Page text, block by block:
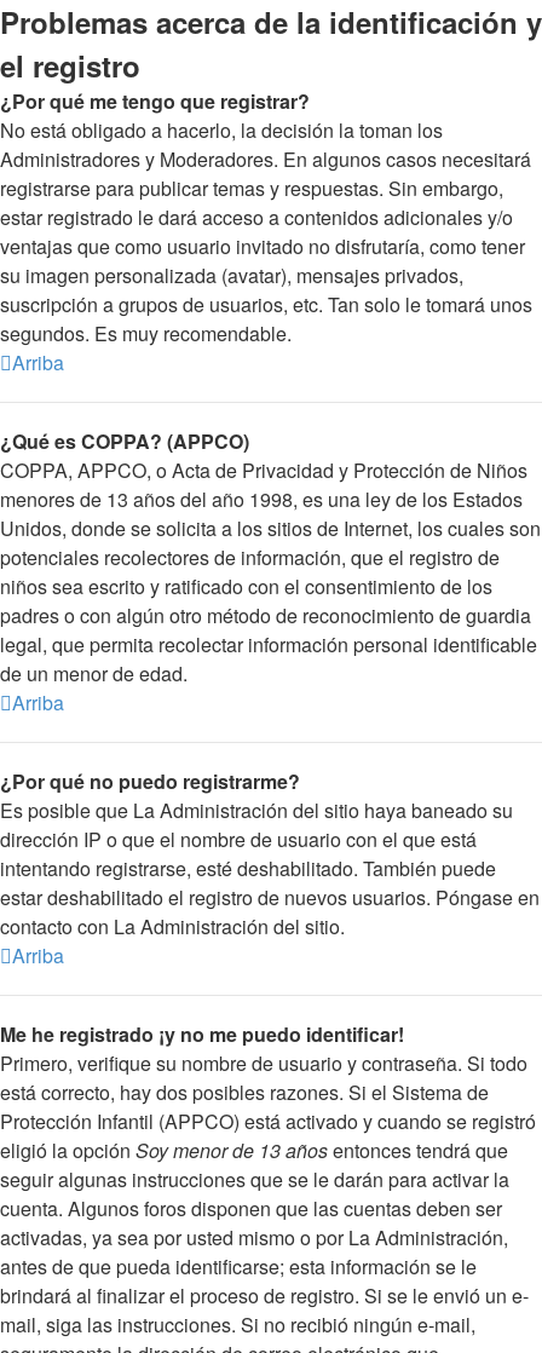
Problemas acerca de la identificación y
el registro
¿Por qué me tengo que registrar?
No está obligado a hacerlo, la decisión la toman los
Administradores y Moderadores. En algunos casos necesitará
registrarse para publicar temas y respuestas. Sin embargo,
estar registrado le dará acceso a contenidos adicionales y/o
ventajas que como usuario invitado no disfrutaría, como tener
su imagen personalizada (avatar), mensajes privados,
suscripción a grupos de usuarios, etc. Tan solo le tomará unos
segundos. Es muy recomendable.
Arriba
¿Qué es COPPA? (APPCO)
COPPA, APPCO, o Acta de Privacidad y Protección de Niños
menores de 13 años del año 1998, es una ley de los Estados
Unidos, donde se solicita a los sitios de Internet, los cuales son
potenciales recolectores de información, que el registro de
niños sea escrito y ratificado con el consentimiento de los
padres o con algún otro método de reconocimiento de guardia
legal, que permita recolectar información personal identificable
de un menor de edad.
Arriba
¿Por qué no puedo registrarme?
Es posible que La Administración del sitio haya baneado su
dirección IP o que el nombre de usuario con el que está
intentando registrarse, esté deshabilitado. También puede
estar deshabilitado el registro de nuevos usuarios. Póngase en
contacto con La Administración del sitio.
Arriba
Me he registrado ¡y no me puedo identificar!
Primero, verifique su nombre de usuario y contraseña. Si todo
está correcto, hay dos posibles razones. Si el Sistema de
Protección Infantil (APPCO) está activado y cuando se registró
eligió la opción Soy menor de 13 añosentonces tendrá que
seguir algunas instrucciones que se le darán para activar la
cuenta. Algunos foros disponen que las cuentas deben ser
activadas, ya sea por usted mismo o por La Administración,
antes de que pueda identificarse; esta información se le
brindará al finalizar el proceso de registro. Si se le envió un e-
mail, siga las instrucciones. Si no recibió ningún e-mail,